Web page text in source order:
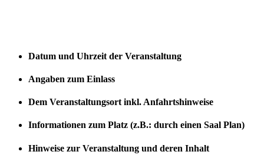
Datum und Uhrzeit der Veranstaltung
Angaben zum Einlass
Dem Veranstaltungsort inkl. Anfahrtshinweise
Informationen zum Platz (z.B.: durch einen Saal Plan)
Hinweise zur Veranstaltung und deren Inhalt